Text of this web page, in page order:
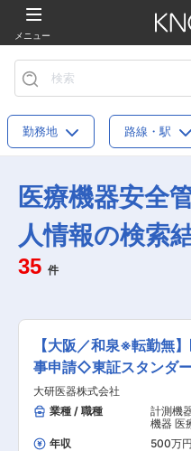
メニュー
勤務地 路線・駅
医療機器安全
人情報の検索
35 件
【大阪／和泉※転勤無
事申請◇東証スタンダ
製品保有
大研医器株式会社
業種 / 職種
計測機
機器 医
器） 医
年収 500万円